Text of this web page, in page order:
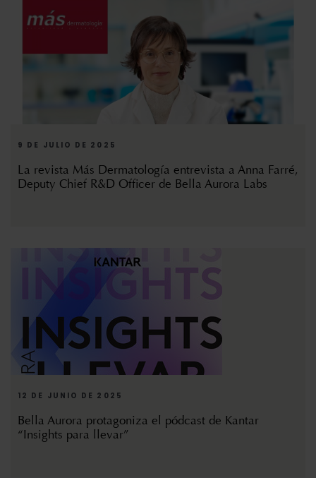
9 DE JULIO DE 2025
La revista Más Dermatología entrevista a Anna Farré,
Deputy Chief R&D Officer de Bella Aurora Labs
12 DE JUNIO DE 2025
Bella Aurora protagoniza el pódcast de Kantar
“Insights para llevar”